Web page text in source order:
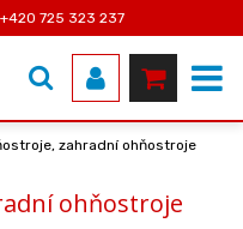
+420 725 323 237
zahradní ohňostroje
ohňostroje